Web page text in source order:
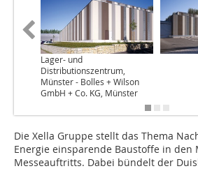
Lager- und
Distributionszentrum,
Münster - Bolles + Wilson
GmbH + Co. KG, Münster
Die Xella Gruppe stellt das Thema
Energie einsparende Baustoffe in
Messeauftritts. Dabei bündelt der